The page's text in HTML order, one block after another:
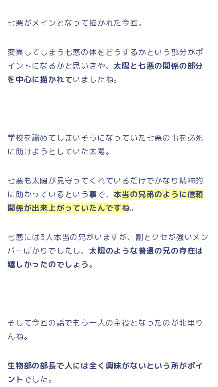
七悪がメインとなって描かれた今回。
変異してしまう七悪の体をどうするかという部分がポ
イントになるかと思いきや、 太陽と七悪の関係の部分
を中心に描かれていましたね。
学校を諦めてしまいそうになっていた七悪の事を必死
に助けようとしていた太陽。
七悪も太陽が見守ってくれているだけでかなり精神的
に助かっているという事で、本当の兄弟のように信頼
関係が出来上がっていたんですね。
七悪には3人本当の兄がいますが、割とクセが強いメン
バーばかりでしたし、 太陽のような普通の兄の存在は
嬉しかったのでしょう。
そして今回の話でもう一人の主役となったのが北里り
んね。
生物部の部長で人には全く興味がないという所がポイ
ントでした。